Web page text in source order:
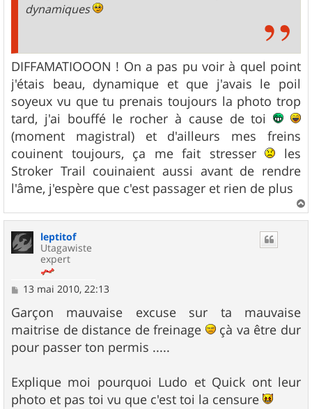
dynamiques
DIFFAMATIOOON ! On a pas pu voir à quel point
j'étais beau, dynamique et que j'avais le poil
soyeux vu que tu prenais toujours la photo trop
tard, j'ai bouffé le rocher à cause de toi
(moment magistral) et d'ailleurs mes freins
couinent toujours, ça me fait stresser
les
Stroker Trail couinaient aussi avant de rendre
l'âme, j'espère que c'est passager et rien de plus
a
leptitof
Utagawiste
expert
M
s
s
a
g
e
13 mai 2010, 22:13
Garçon mauvaise excuse sur ta mauvaise
maitrise de distance de freinage
çà va être dur
pour passer ton permis .....
Explique moi pourquoi Ludo et Quick ont leur
photo et pas toi vu que c'est toi la censure